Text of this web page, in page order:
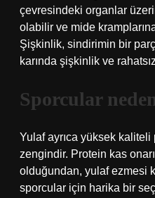
çevresindeki organlar
olabilir ve mide
Şişkinlik, sindirimin bir
karında şişkinlik ve
Sporcular
Yulaf ayrıca yüksek kaliteli
zengindir. Protein kas
olduğundan, yulaf ezmesi
sporcular için harika bir